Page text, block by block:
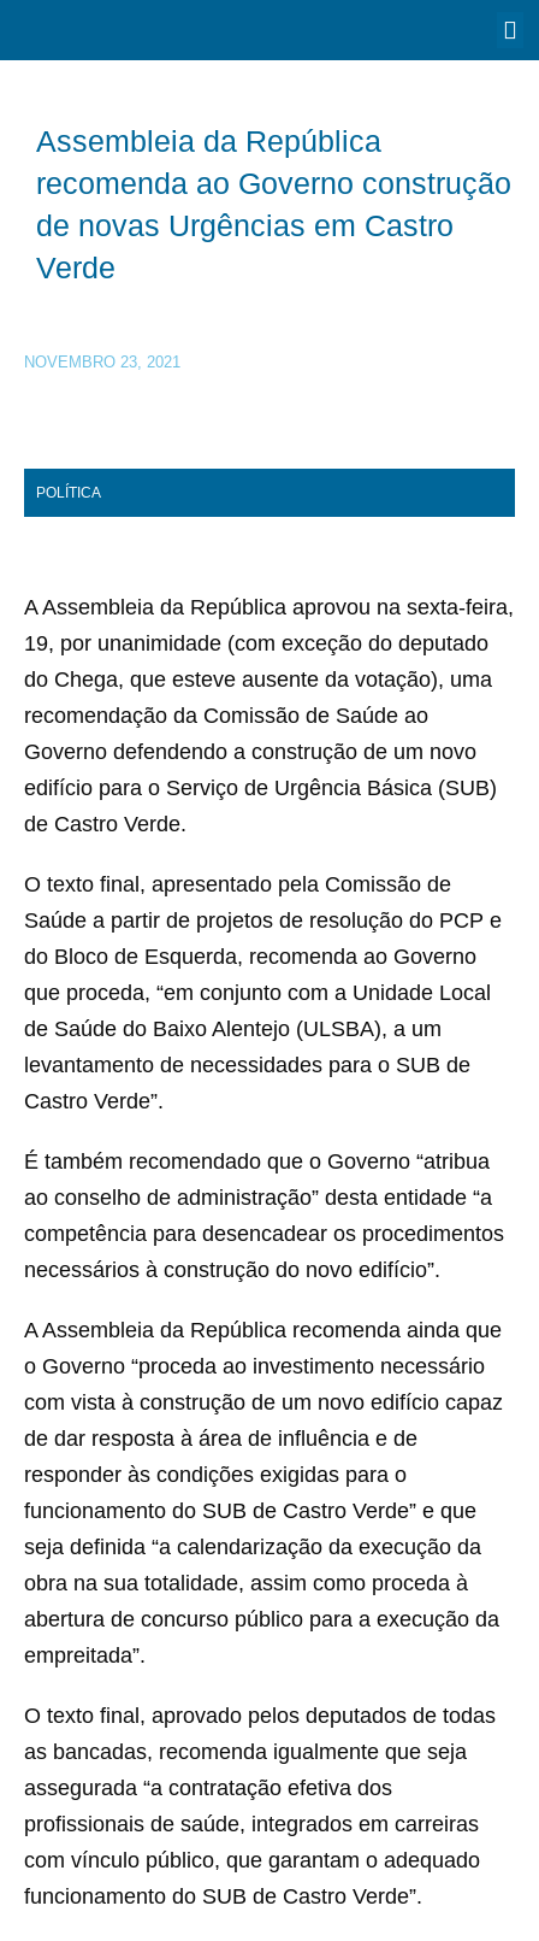
Assembleia da República
recomenda ao Governo construção
de novas Urgências em Castro
Verde
NOVEMBRO 23, 2021
POLÍTICA
A Assembleia da República aprovou na sexta-feira,
19, por unanimidade (com exceção do deputado
do Chega, que esteve ausente da votação), uma
recomendação da Comissão de Saúde ao
Governo defendendo a construção de um novo
edifício para o Serviço de Urgência Básica (SUB)
de Castro Verde.
O texto final, apresentado pela Comissão de
Saúde a partir de projetos de resolução do PCP e
do Bloco de Esquerda, recomenda ao Governo
que proceda, “em conjunto com a Unidade Local
de Saúde do Baixo Alentejo (ULSBA), a um
levantamento de necessidades para o SUB de
Castro Verde”.
É também recomendado que o Governo “atribua
ao conselho de administração” desta entidade “a
competência para desencadear os procedimentos
necessários à construção do novo edifício”.
A Assembleia da República recomenda ainda que
o Governo “proceda ao investimento necessário
com vista à construção de um novo edifício capaz
de dar resposta à área de influência e de
responder às condições exigidas para o
funcionamento do SUB de Castro Verde” e que
seja definida “a calendarização da execução da
obra na sua totalidade, assim como proceda à
abertura de concurso público para a execução da
empreitada”.
O texto final, aprovado pelos deputados de todas
as bancadas, recomenda igualmente que seja
assegurada “a contratação efetiva dos
profissionais de saúde, integrados em carreiras
com vínculo público, que garantam o adequado
funcionamento do SUB de Castro Verde”.